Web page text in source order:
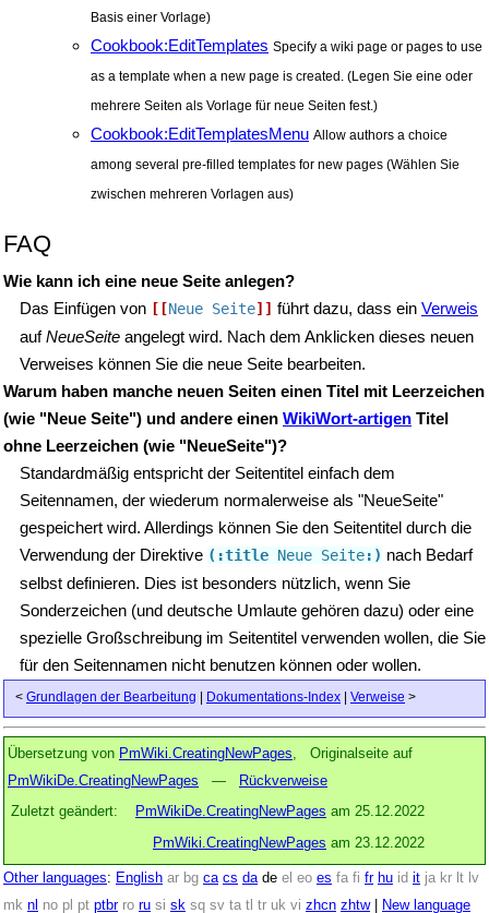
Basis einer Vorlage)
Cookbook:EditTemplates Specify a wiki page or pages to use
as a template when a new page is created. (Legen Sie eine oder
mehrere Seiten als Vorlage für neue Seiten fest.)
Cookbook:EditTemplatesMenu Allow authors a choice
among several pre-filled templates for new pages (Wählen Sie
zwischen mehreren Vorlagen aus)
FAQ
Wie kann ich eine neue Seite anlegen?
Das Einfügen von [[Neue Seite]] führt dazu, dass ein Verweis
aufNeueSeite angelegt wird. Nach dem Anklicken dieses neuen
Verweises können Sie die neue Seite bearbeiten.
Warum haben manche neuen Seiten einen Titel mit Leerzeichen
(wie "Neue Seite") und andere einen WikiWort-artigen Titel
ohne Leerzeichen (wie "NeueSeite")?
Standardmäßig entspricht der Seitentitel einfach dem
Seitennamen, der wiederum normalerweise als "NeueSeite"
gespeichert wird. Allerdings können Sie den Seitentitel durch die
Verwendung der Direktive (:title Neue Seite:) nach Bedarf
selbst definieren. Dies ist besonders nützlich, wenn Sie
Sonderzeichen (und deutsche Umlaute gehören dazu) oder eine
spezielle Großschreibung im Seitentitel verwenden wollen, die Sie
für den Seitennamen nicht benutzen können oder wollen.
< Grundlagen der Bearbeitung Dokumentations-Index Verweise >
Übersetzung von PmWiki.CreatingNewPages, Originalseite auf
PmWikiDe.CreatingNewPages —
Rückverweise
Zuletzt geändert:
PmWikiDe.CreatingNewPages am 25.12.2022
PmWiki.CreatingNewPages am 23.12.2022
Other languages: English ar bg ca cs da de el eo es fa fi fr hu id it ja kr lt lv
mk nl no pl pt ptbr ro ru si sk sq sv ta tl tr uk vi zhcn zhtw| New language